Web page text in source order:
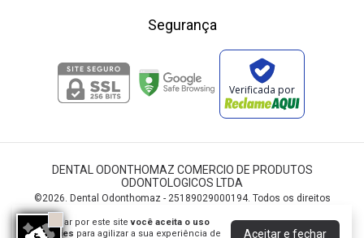
Ao navegar por este sitevocê aceita o uso
de cookies para agilizar a sua experiência de Aceitar e fechar
Segurança
Verificada por
DENTAL ODONTHOMAZ COMERCIO DE PRODUTOS
ODONTOLOGICOS LTDA
©2026. Dental Odonthomaz - 25189029000194. Todos os direitos